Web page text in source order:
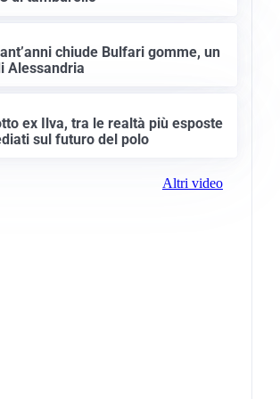
chiude Bulfari gomme, un
Alessandria
ex Ilva, tra le realtà più esposte
sul futuro del polo
Altri video